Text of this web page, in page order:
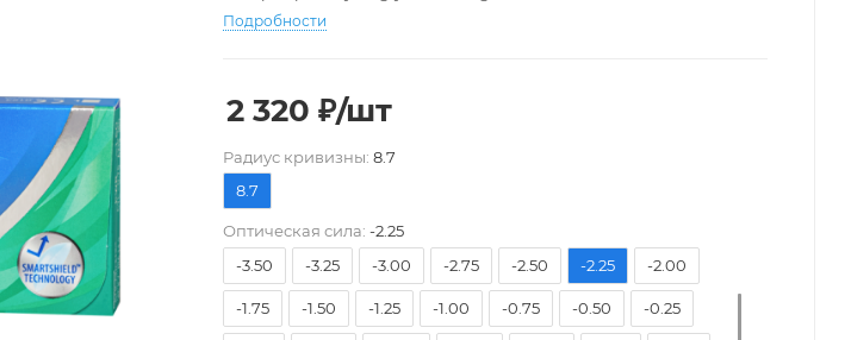
Подробности
2 320 ₽/шт
Pадиус кривизны: 8.7
8.7
Оптическая сила: -2.25
-8.00
-4.75
-3.50 -3.25 -3.00 -2.75 -2.50 -2.25 -2.00
-1.75 -1.50 -1.25 -1.00 -0.75 -0.50 -0.25